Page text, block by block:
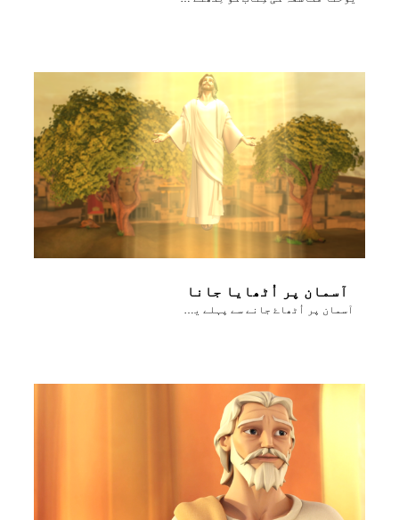
آسمان پر اُٹھایا جانا